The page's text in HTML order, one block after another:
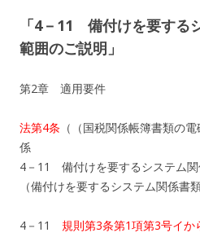
「4－11 備付けを要する
範囲のご説明」
第2章 適用要件
法第4条 （（国税関係帳簿書類の
係
4－11 備付けを要するシステム関
（備付けを要するシステム関係書
4－11 規則第3条第1項第3号イか